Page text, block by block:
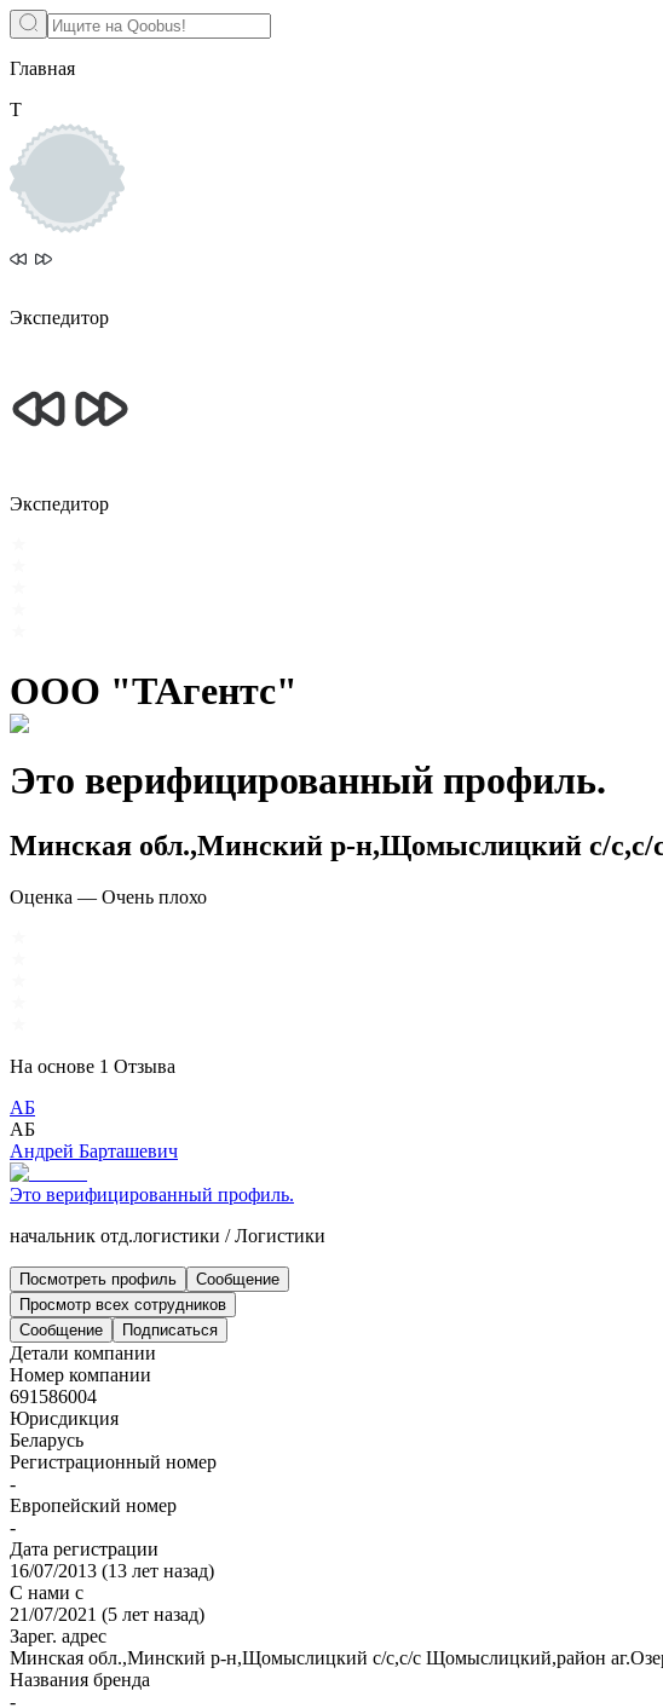
Главная
Т
Экспедитор
Экспедитор
ООО "ТАгентс"
Это верифицированный профиль.
Минская обл.,Минский р-н,Щомыслицкий с/
Оценка — Очень плохо
На основе 1 Отзыва
АБ
АБ
Андрей Барташевич
Это верифицированный профиль.
начальник отд.логистики /Логистики
Посмотреть профиль
Сообщение
Просмотр всех сотрудников
Сообщение
Подписаться
Детали компании
Номер компании
691586004
Юрисдикция
Беларусь
Регистрационный номер
-
Европейский номер
-
Дата регистрации
16/07/2013 (13 лет назад)
С нами с
21/07/2021 (5 лет назад)
Зарег. адрес
Минская обл.,Минский р-н,Щомыслицкий с/с,с/с Щомыслицкий,район
Названия бренда
-